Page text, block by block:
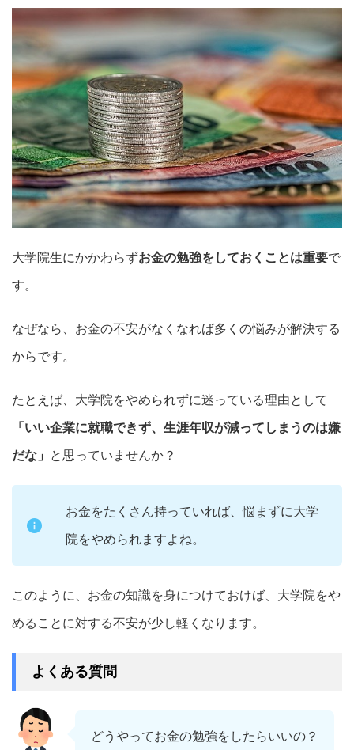
大学院生にかかわらずお金の勉強をしておくことは重要で
す。
なぜなら、 お金の不安がなくなれば多くの悩みが解決する
からです。
たとえば、大学院をやめられずに迷っている理由として
「いい企業に就職できず、生涯年収が減ってしまうのは嫌
だな」 と思っていませんか？
お金をたくさん持っていれば、悩まずに大学
院をやめられますよね。
このように、お金の知識を身につけておけば、大学院をや
めることに対する不安が少し軽くなります。
よくある質問
どうやってお金の勉強をしたらいいの？